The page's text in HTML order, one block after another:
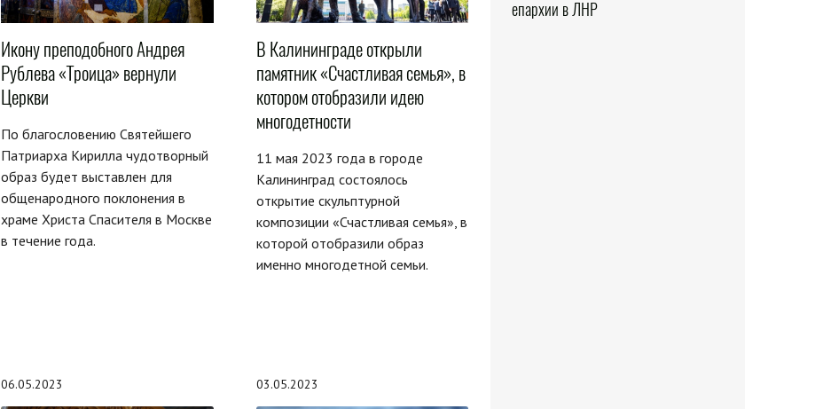
Икону преподобного Андрея
Рублева «Троица» вернули
Церкви
По благословению Святейшего
Патриарха Кирилла чудотворный
образ будет выставлен для
общенародного поклонения в
храме Христа Спасителя в Москве
в течение года.
В Калининграде открыли
памятник «Счастливая семья», в
котором отобразили идею
многодетности
11 мая 2023 года в городе
Калининград состоялось
открытие скульптурной
композиции «Счастливая семья», в
которой отобразили образ
именно многодетной семьи.
06.05.2023 03.05.2023
епархии в ЛНР